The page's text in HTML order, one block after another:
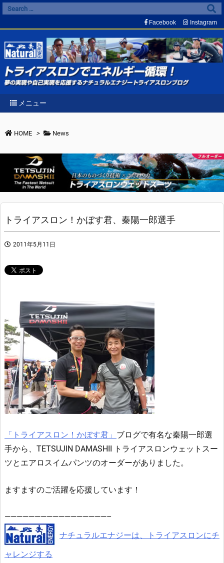
メニュー
Facebook Instagram
HOME > News
トライアスロン！かぼす君、秦陽一郎選手
2011年5月11日
「トライアスロン！かぼす君」 ブログで有名な秦陽一郎選
手から、TETSUJIN DAMASHII トライアスロンウェットスー
ツとエアロスイムパンツのオーダーがありました。
ますますのご活躍を応援しています！
—————————————————–
ナチュラルエナジーは、トライアスロンにチ
ャレンジする